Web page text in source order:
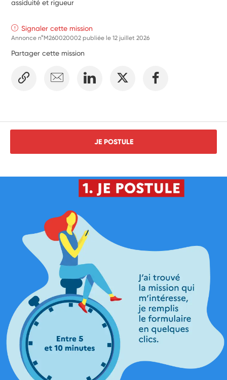
assiduité et rigueur
Signaler cette mission
Annonce n°M260020002 publiée le12 juillet 2026
Partager cette mission
JE POSTULE